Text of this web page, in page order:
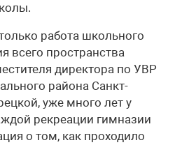
работа школьного
всего пространства
директора по УВР
района Санкт-
уже много лет у
рекреации гимназии
о том, как проходило